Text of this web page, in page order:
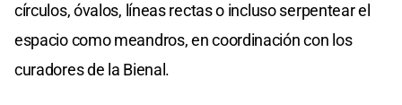
círculos, óvalos, líneas rectas o incluso serpentear el
espacio como meandros, en coordinación con los
curadores de la Bienal.